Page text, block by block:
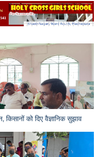
को दिए वैज्ञानिक सुझाव